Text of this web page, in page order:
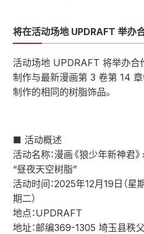
将在活动场地 UPDRAFT 举办
活动场地 UPDRAFT 将举办合
制作与最新漫画第 3 卷第 14
制作的相同的树脂饰品。
■ 活动概述
活动名称：漫画《狼少年新神君
“昼夜天空树脂”
活动时间：2025年12月19日（星
期二）
地点：UPDRAFT
地址：邮编369-1305 埼玉县秩